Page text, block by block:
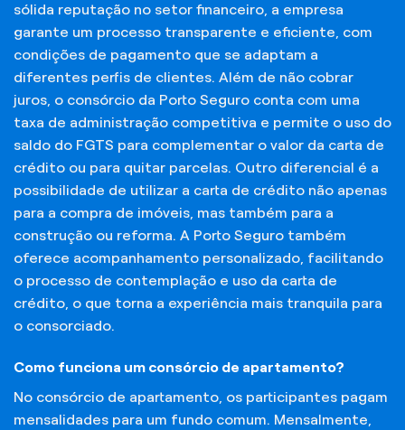
sólida reputação no setor financeiro, a empresa
garante um processo transparente e eficiente, com
condições de pagamento que se adaptam a
diferentes perfis de clientes. Além de não cobrar
juros, o consórcio da Porto Seguro conta com uma
taxa de administração competitiva e permite o uso do
saldo do FGTS para complementar o valor da carta de
crédito ou para quitar parcelas. Outro diferencial é a
possibilidade de utilizar a carta de crédito não apenas
para a compra de imóveis, mas também para a
construção ou reforma. A Porto Seguro também
oferece acompanhamento personalizado, facilitando
o processo de contemplação e uso da carta de
crédito, o que torna a experiência mais tranquila para
o consorciado.
Como funciona um consórcio de apartamento?
No consórcio de apartamento, os participantes pagam
mensalidades para um fundo comum. Mensalmente,